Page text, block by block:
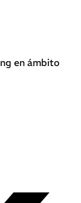
en ámbito